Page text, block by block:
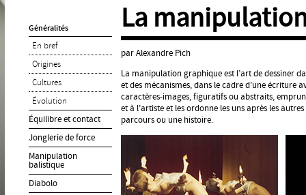
êtes
ici
Généralités
En bref
Origines
Cultures
Évolution
Équilibre et contact
Jonglerie de force
Manipulation
balistique
Diabolo
La
par Alexandre Pich
La manipulation graphique est l’art de dessiner
et des mécanismes, dans le cadre d’une écriture
caractères-images, figuratifs ou abstraits,
et à l’artiste et les ordonne les uns après les
parcours ou une histoire.